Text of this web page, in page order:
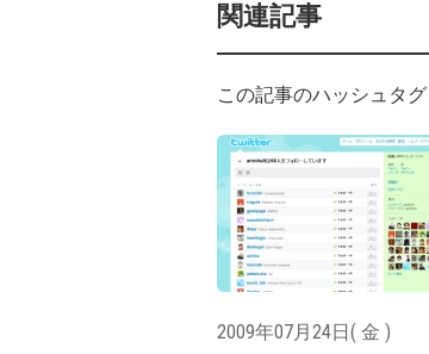
関連記事
この記事のハッシュタグ
2009年07月24日( 金 )